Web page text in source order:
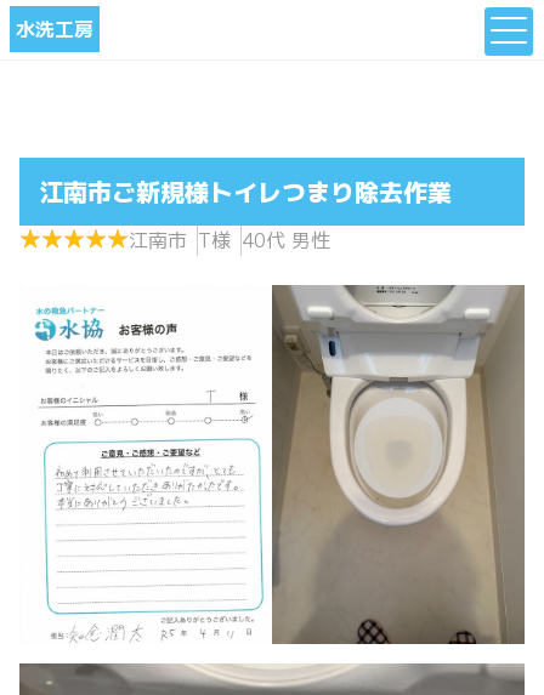
水洗工房
江南市ご新規様トイレつまり除去作業
★★★★★
★★★★★江南市 T様 40代 男性